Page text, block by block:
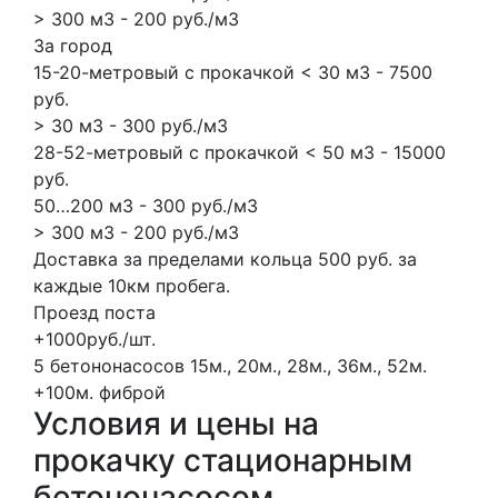
> 300 м3 - 200 руб./м3
За город
15-20-метровый с прокачкой < 30 м3 - 7500
руб.
> 30 м3 - 300 руб./м3
28-52-метровый с прокачкой < 50 м3 - 15000
руб.
50…200 м3 - 300 руб./м3
> 300 м3 - 200 руб./м3
Доставка за пределами кольца 500 руб. за
каждые 10км пробега.
Проезд поста
+1000руб./шт.
5 бетононасосов 15м., 20м., 28м., 36м., 52м.
+100м. фиброй
Условия и цены на
прокачку стационарным